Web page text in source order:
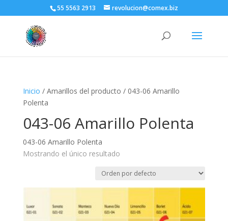
55 5563 2913 revolucion@comex.biz
Inicio / Amarillos del producto / 043-06 Amarillo
Polenta
043-06 Amarillo Polenta
043-06 Amarillo Polenta
Mostrando el único resultado